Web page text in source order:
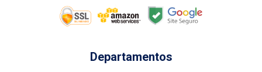
Departamentos